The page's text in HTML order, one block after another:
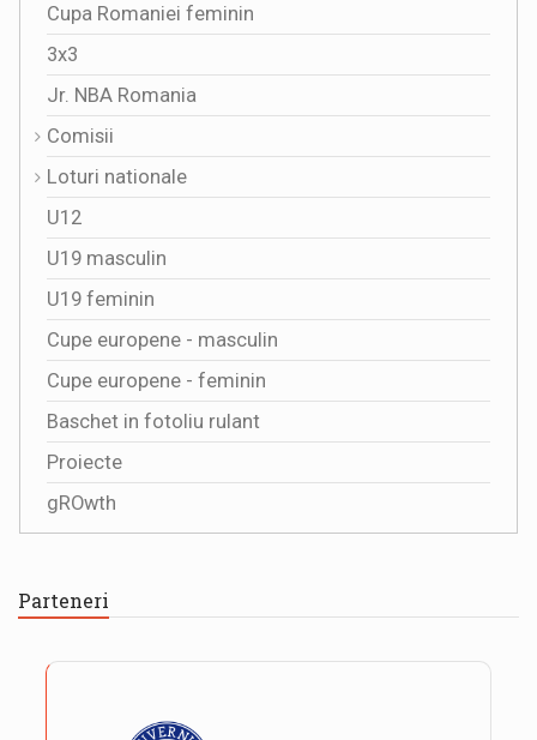
Cupa Romaniei feminin
3x3
Jr. NBA Romania
Comisii
Loturi nationale
U12
U19 masculin
U19 feminin
Cupe europene - masculin
Cupe europene - feminin
Baschet in fotoliu rulant
Proiecte
gROwth
Parteneri